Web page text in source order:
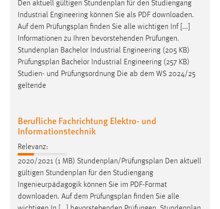
Den aktuell gültigen Stundenplan für den Studiengang
Industrial Engineering können Sie als PDF downloaden.
Auf dem Prüfungsplan finden Sie alle wichtigen Inf [...]
Informationen zu Ihren bevorstehenden Prüfungen.
Stundenplan Bachelor Industrial Engineering (205 KB)
Prüfungsplan Bachelor Industrial Engineering (257 KB)
Studien- und Prüfungsordnung Die ab dem WS 2024/25
geltende
Berufliche Fachrichtung Elektro- und
Informationstechnik
Relevanz:
2020/2021 (1 MB) Stundenplan/ Prüfungsplan Den aktuell
gültigen Stundenplan für den Studiengang
Ingenieurpädagogik können Sie im PDF-Format
downloaden. Auf dem Prüfungsplan finden Sie alle